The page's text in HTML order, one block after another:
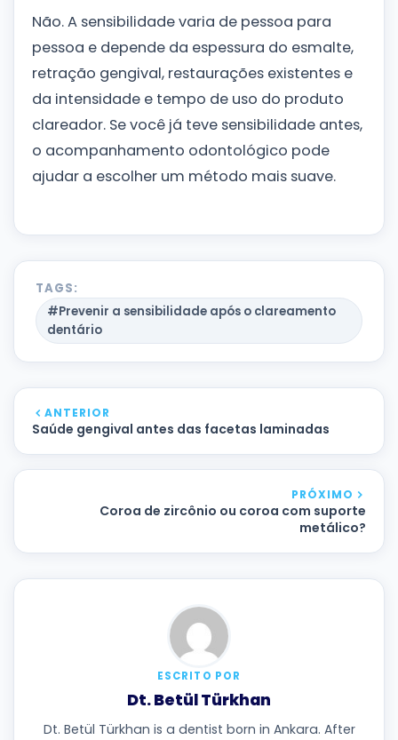
Não. A sensibilidade varia de pessoa para
pessoa e depende da espessura do esmalte,
retração gengival, restaurações existentes e
da intensidade e tempo de uso do produto
clareador. Se você já teve sensibilidade antes,
o acompanhamento odontológico pode
ajudar a escolher um método mais suave.
TAGS:
#Prevenir a sensibilidade após o clareamento
dentário
ANTERIOR
Saúde gengival antes das facetas laminadas
PRÓXIMO
Coroa de zircônio ou coroa com suporte
metálico?
ESCRITO POR
Dt. Betül Türkhan
Dt. Betül Türkhan is a dentist born in Ankara. After